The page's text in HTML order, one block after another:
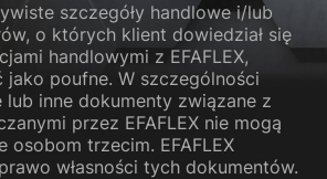
szczegóły handlowe i/lub
o których klient dowiedział się
handlowymi z EFAFLEX,
jako poufne. W szczególności
inne dokumenty związane z
przez EFAFLEX nie mogą
osobom trzecim. EFAFLEX
własności tych dokumentów.